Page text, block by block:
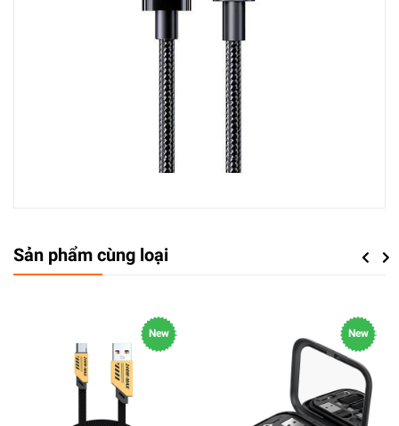
Sản phẩm cùng loại Previous
New New
Next